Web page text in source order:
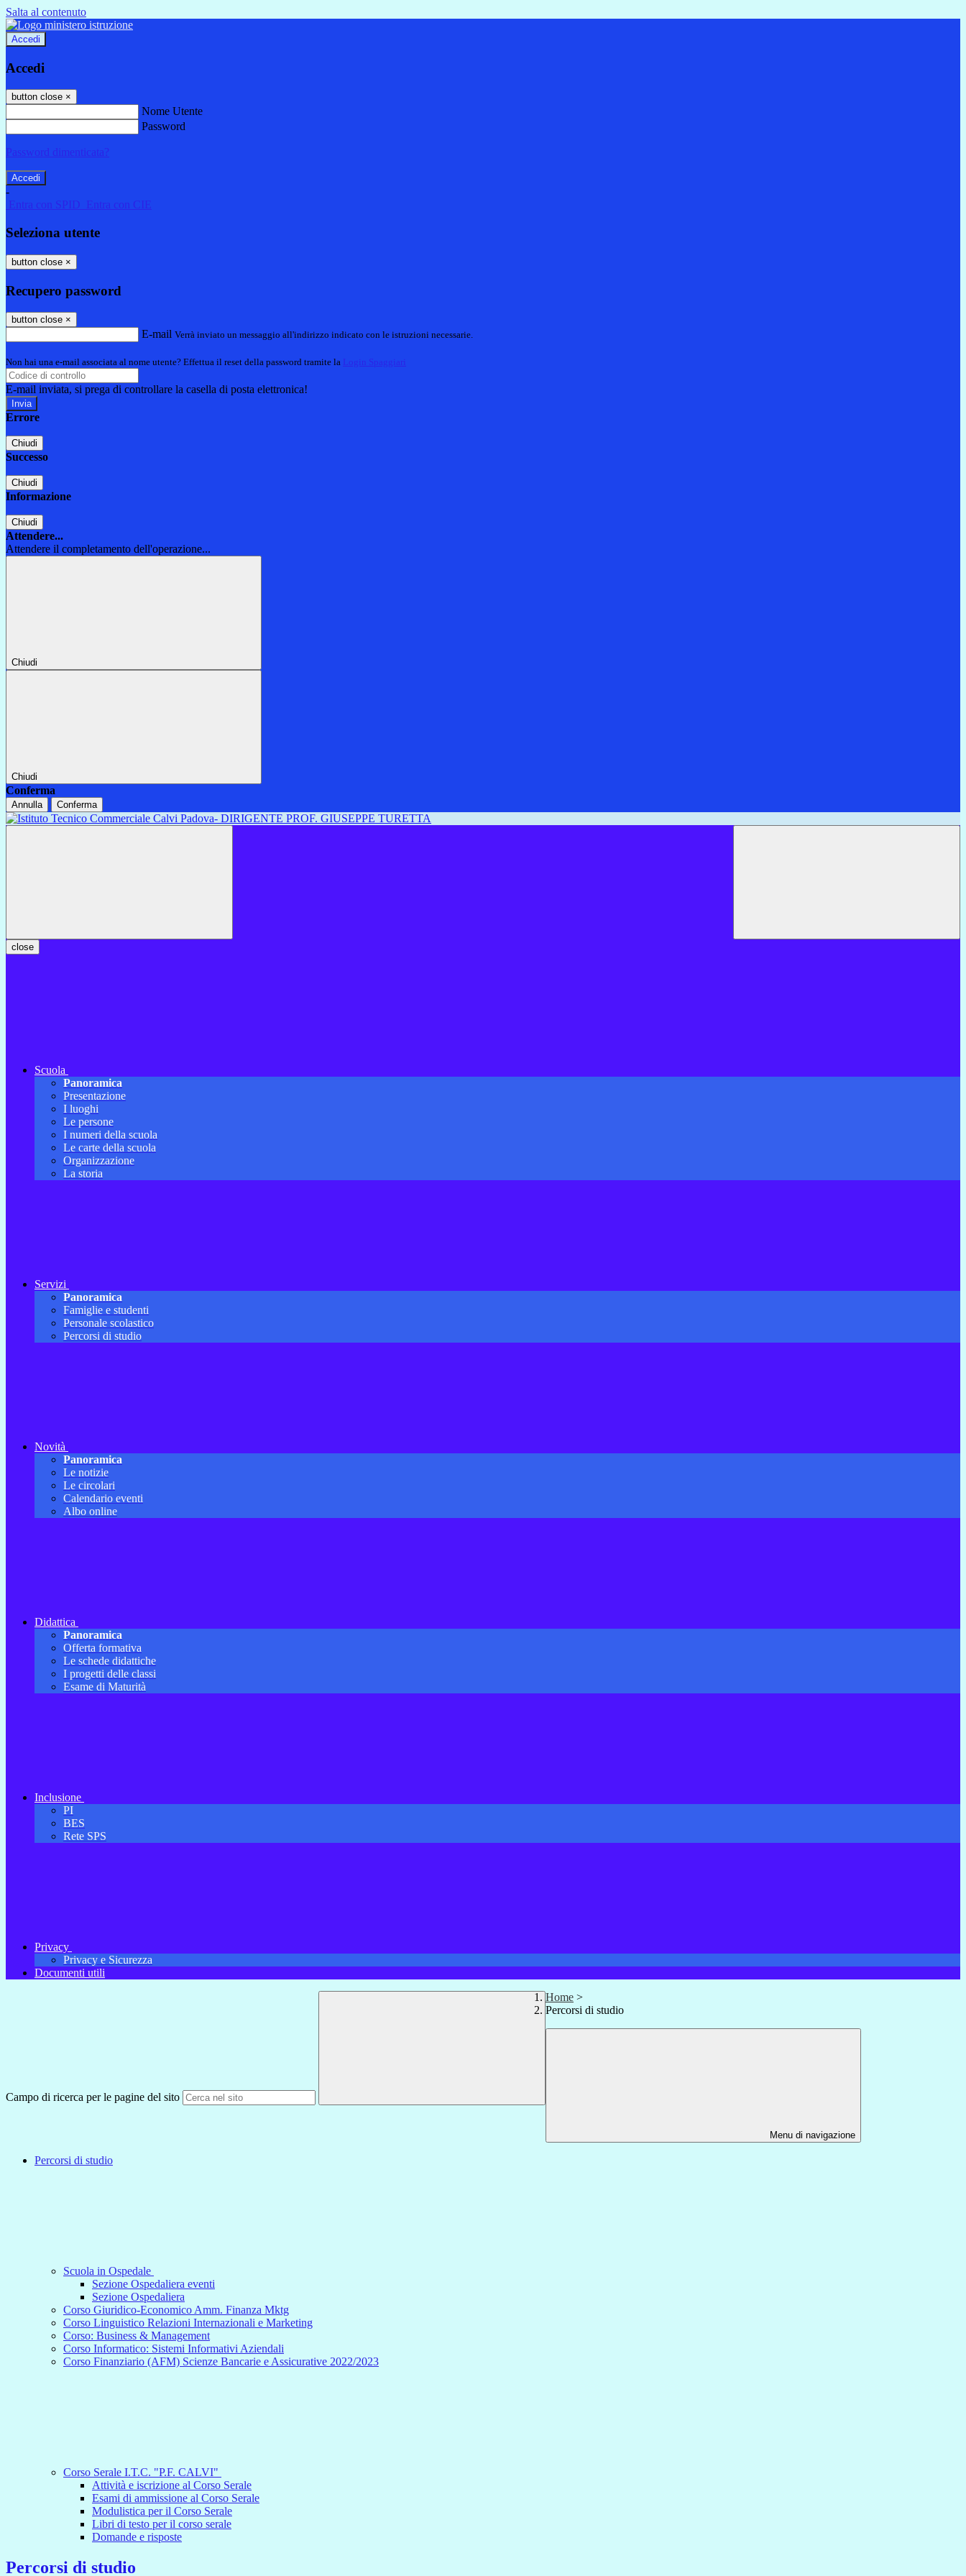
Salta al contenuto
Accedi
Accedi
button close ×
Nome Utente
Password
Password dimenticata?
-
Entra con SPID
Entra con CIE
Seleziona utente
button close ×
Recupero password
button close ×
E-mail Verrà inviato un messaggio all'indirizzo indicato con le istruzioni necessarie.
Non hai una e-mail associata al nome utente? Effettua il reset della password tramite la Login Spaggiari
E-mail inviata, si prega di controllare la casella di posta elettronica!
Errore
Chiudi
Successo
Chiudi
Informazione
Chiudi
Attendere...
Attendere il completamento dell'operazione...
Chiudi
Chiudi
Conferma
Annulla Conferma
close
Scuola
Panoramica
Presentazione
I luoghi
Le persone
I numeri della scuola
Le carte della scuola
Organizzazione
La storia
Servizi
Panoramica
Famiglie e studenti
Personale scolastico
Percorsi di studio
Novità
Panoramica
Le notizie
Le circolari
Calendario eventi
Albo online
Didattica
Panoramica
Offerta formativa
Le schede didattiche
I progetti delle classi
Esame di Maturità
Inclusione
PI
BES
Rete SPS
Privacy
Privacy e Sicurezza
Documenti utili
Campo di ricerca per le pagine del sito
Home >
Percorsi di studio
Menu di navigazione
Percorsi di studio
Scuola in Ospedale
Sezione Ospedaliera eventi
Sezione Ospedaliera
Corso Giuridico-Economico Amm. Finanza Mktg
Corso Linguistico Relazioni Internazionali e Marketing
Corso: Business & Management
Corso Informatico: Sistemi Informativi Aziendali
Corso Finanziario (AFM) Scienze Bancarie e Assicurative 2022/2023
Corso Serale I.T.C. "P.F. CALVI"
Attività e iscrizione al Corso Serale
Esami di ammissione al Corso Serale
Modulistica per il Corso Serale
Libri di testo per il corso serale
Domande e risposte
Percorsi di studio